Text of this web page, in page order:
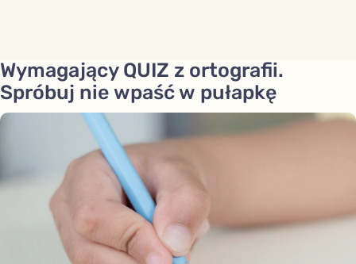
Wymagający QUIZ z ortografii.
Spróbuj nie wpaść w pułapkę